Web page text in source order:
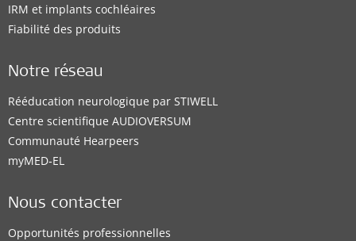
IRM et implants cochléaires
Fiabilité des produits
Notre réseau
Rééducation neurologique par STIWELL
Centre scientifique AUDIOVERSUM
Communauté Hearpeers
myMED‑EL
Nous contacter
Opportunités professionnelles